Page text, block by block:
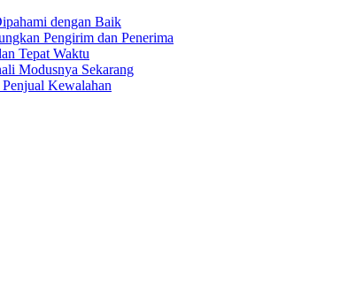
dengan Baik
Pengirim dan Penerima
Tepat Waktu
Modusnya Sekarang
Kewalahan